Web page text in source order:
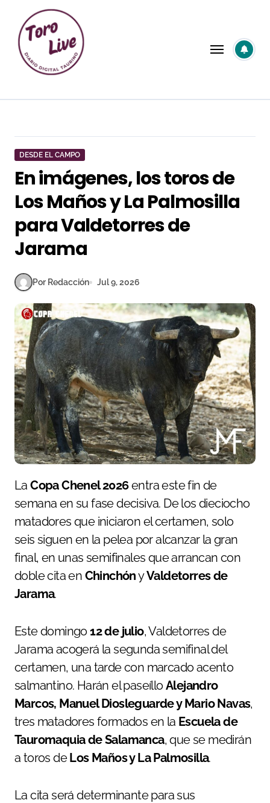
contenido
DESDE EL CAMPO
En imágenes, los toros de
Los Maños y La Palmosilla
para Valdetorres de
Jarama
Por Redacción Jul 9, 2026
LaCopa Chenel 2026entra este fin de
semana en su fase decisiva. De los dieciocho
matadores que iniciaron el certamen, solo
seis siguen en la pelea por alcanzar la gran
final, en unas semifinales que arrancan con
doble cita en ChinchónyValdetorres de
Jarama.
Este domingo12 de julio, Valdetorres de
Jarama acogerá la segunda semifinal del
certamen, una tarde con marcado acento
salmantino. Harán el paseílloAlejandro
Marcos, Manuel Diosleguarde y Mario Navas,
tres matadores formados en la Escuela de
Tauromaquia de Salamanca, que se medirán
a toros deLos Maños y La Palmosilla.
La cita será determinante para sus